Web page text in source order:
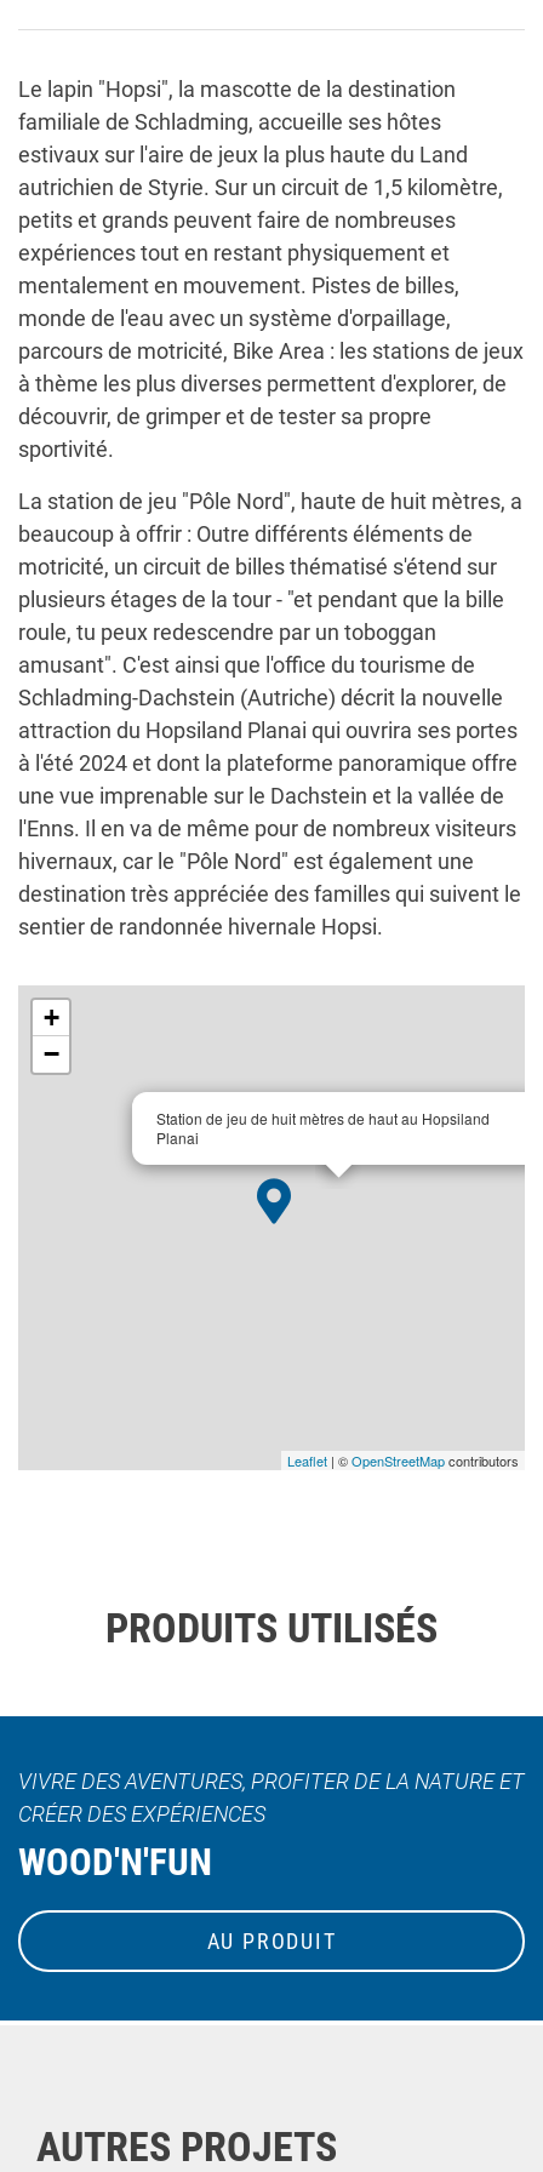
Le lapin "Hopsi", la mascotte de la destination
familiale de Schladming, accueille ses hôtes
estivaux sur l'aire de jeux la plus haute du Land
autrichien de Styrie. Sur un circuit de 1,5 kilomètre,
petits et grands peuvent faire de nombreuses
expériences tout en restant physiquement et
mentalement en mouvement. Pistes de billes,
monde de l'eau avec un système d'orpaillage,
parcours de motricité, Bike Area : les stations de jeux
à thème les plus diverses permettent d'explorer, de
découvrir, de grimper et de tester sa propre
sportivité.
La station de jeu "Pôle Nord", haute de huit mètres, a
beaucoup à offrir : Outre différents éléments de
motricité, un circuit de billes thématisé s'étend sur
plusieurs étages de la tour - "et pendant que la bille
roule, tu peux redescendre par un toboggan
amusant". C'est ainsi que l'office du tourisme de
Schladming-Dachstein (Autriche) décrit la nouvelle
attraction du Hopsiland Planai qui ouvrira ses portes
à l'été 2024 et dont la plateforme panoramique offre
une vue imprenable sur le Dachstein et la vallée de
l'Enns. Il en va de même pour de nombreux visiteurs
hivernaux, car le "Pôle Nord" est également une
destination très appréciée des familles qui suivent le
sentier de randonnée hivernale Hopsi.
Station de jeu de huit mètres de haut au Hopsiland
Planai
+
−
Leaflet | ©OpenStreetMapcontributors
PRODUITS UTILISÉS
VIVRE DES AVENTURES, PROFITER DE LA NATURE ET
CRÉER DES EXPÉRIENCES
WOOD'N'FUN
AU PRODUIT
AUTRES PROJETS